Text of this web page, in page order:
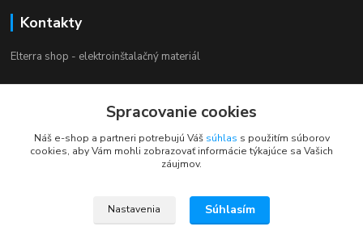
Kontakty
Elterra shop - elektroinštalačný materiál
+421 944 230 231
info@elterra.sk
Spracovanie cookies
Náš e-shop a partneri potrebujú Váš súhlas s použitím súborov
cookies, aby Vám mohli zobrazovať informácie týkajúce sa Vašich
záujmov.
Nastavenia Súhlasím